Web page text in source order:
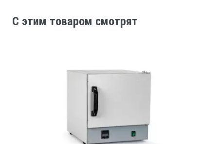
385
Максимальное количество разъемов
C этим товаром смотрят